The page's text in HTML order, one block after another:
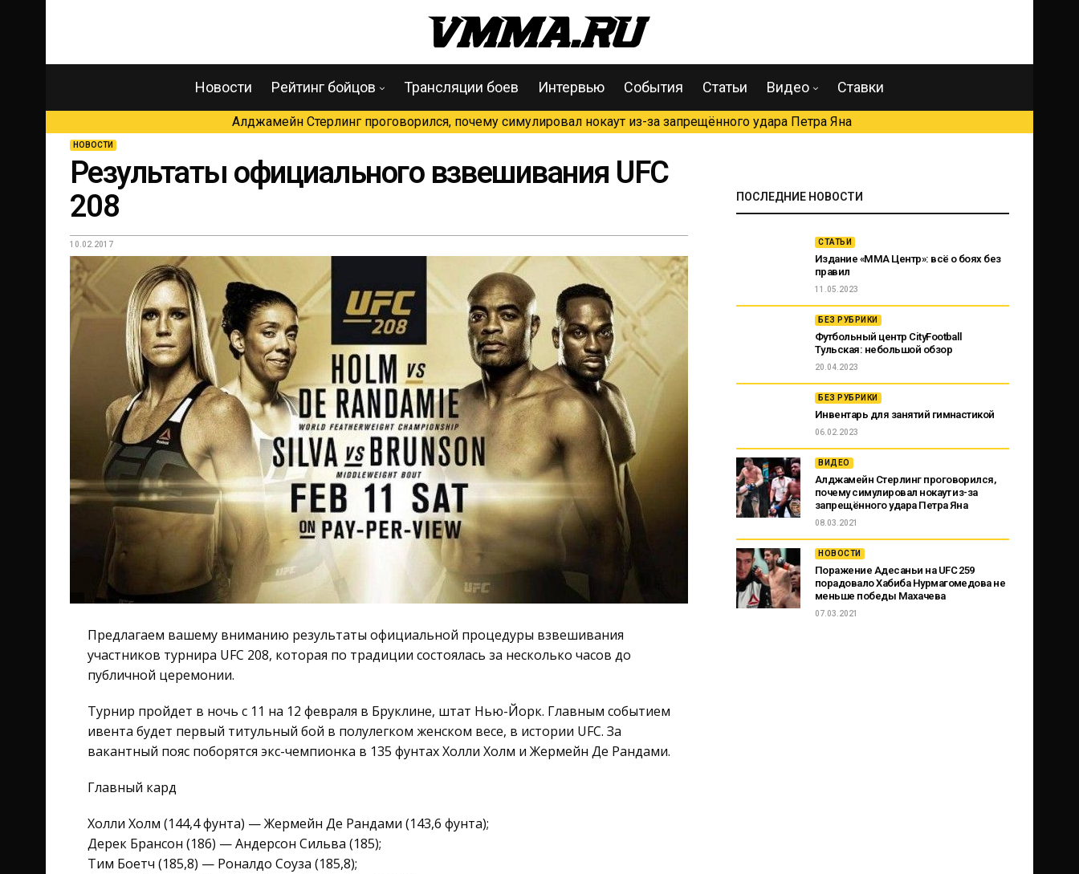
Новости Рейтинг бойцов Трансляции боев Интервью События Статьи Видео Ставки
Алджамейн Стерлинг проговорился, почему симулировал нокаут из-за запрещённого удара Петра Яна
НОВОСТИ
Результаты официального взвешивания UFC
208
10.02.2017
Предлагаем вашему вниманию результаты официальной процедуры взвешивания
участников турнира UFC 208, которая по традиции состоялась за несколько часов до
публичной церемонии.
Турнир пройдет в ночь с 11 на 12 февраля в Бруклине, штат Нью-Йорк. Главным событием
ивента будет первый титульный бой в полулегком женском весе, в истории UFC. За
вакантный пояс поборятся экс-чемпионка в 135 фунтах Холли Холм и Жермейн Де Рандами.
Главный кард
Холли Холм (144,4 фунта) — Жермейн Де Рандами (143,6 фунта);
Дерек Брансон (186) — Андерсон Сильва (185);
Тим Боетч (185,8) — Роналдо Соуза (185,8);
ПОСЛЕДНИЕ НОВОСТИ
СТАТЬИ
Издание «ММА Центр»: всё о боях без
правил
11.05.2023
БЕЗ РУБРИКИ
Футбольный центр CityFootball
Тульская: небольшой обзор
20.04.2023
БЕЗ РУБРИКИ
Инвентарь для занятий гимнастикой
06.02.2023
ВИДЕО
Алджамейн Стерлинг проговорился,
почему симулировал нокаут из-за
запрещённого удара Петра Яна
08.03.2021
НОВОСТИ
Поражение Адесаньи на UFC 259
порадовало Хабиба Нурмагомедова не
меньше победы Махачева
07.03.2021